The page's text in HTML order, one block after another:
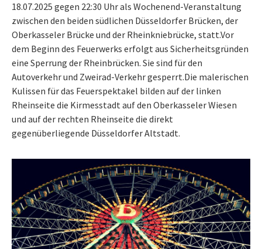
18.07.2025 gegen 22:30 Uhr als Wochenend-Veranstaltung
zwischen den beiden südlichen Düsseldorfer Brücken, der
Oberkasseler Brücke und der Rheinkniebrücke, statt.Vor
dem Beginn des Feuerwerks erfolgt aus Sicherheitsgründen
eine Sperrung der Rheinbrücken. Sie sind für den
Autoverkehr und Zweirad-Verkehr gesperrt.Die malerischen
Kulissen für das Feuerspektakel bilden auf der linken
Rheinseite die Kirmesstadt auf den Oberkasseler Wiesen
und auf der rechten Rheinseite die direkt
gegenüberliegende Düsseldorfer Altstadt.